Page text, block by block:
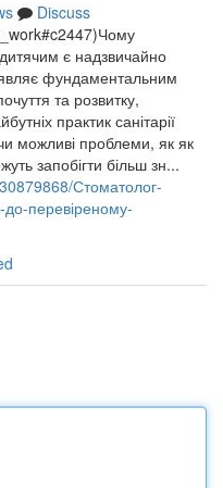
Discuss
є надзвичайно
фундаментальним
та розвитку,
практик санітарії
можливі проблеми, як як
запобігти більш зн...
Стоматолог-
перевіреному-